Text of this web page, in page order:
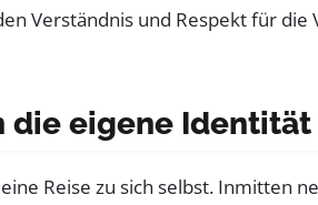
Verständnis und Respekt für
die eigene Identität
eine Reise zu sich selbst.